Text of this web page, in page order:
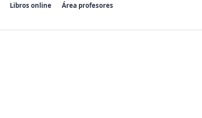
Libros online Área profesores